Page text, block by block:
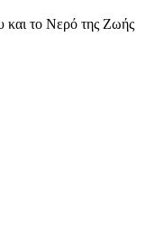
και το Νερό της Ζωής